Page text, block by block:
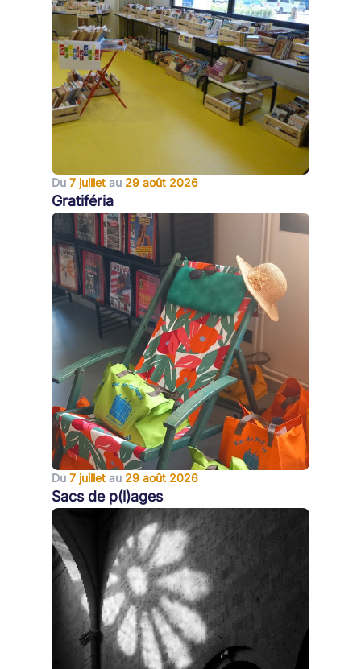
Du 7 juillet au 29 août 2026
Gratiféria
Du 7 juillet au 29 août 2026
Sacs de p(l)ages